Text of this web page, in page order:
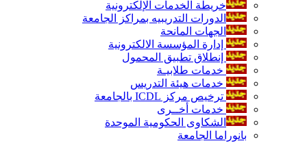
خريطة الخدمات الإلكترونية
الدورات التدريبيه بمراكز الجامعة
الجهات المانحة
إدارة المؤسسة الالكترونية
إنطلاق تطبيق المحمول
خدمات طلابيـة
خدمات هيئة التدريس
ترخيص مركز ICDL بالجامعة
خدمات أخــرى
الشكاوى الحكومية الموحدة
بانوراما الجامعة